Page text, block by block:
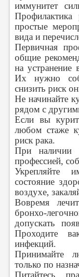
иммунитет
Профилактика
простые
вида и
Первичная
общие
на устранение
Их нужно
снизить риск
Не начинайте
рядом с
Если вы
любом стаже
риск рака.
При наличии
профессией,
Укрепляйте
состояние
воздухе,
Вовремя
бронхо-
допускать
Проходите
инфекций.
Принимайте
только по
Питайтесь